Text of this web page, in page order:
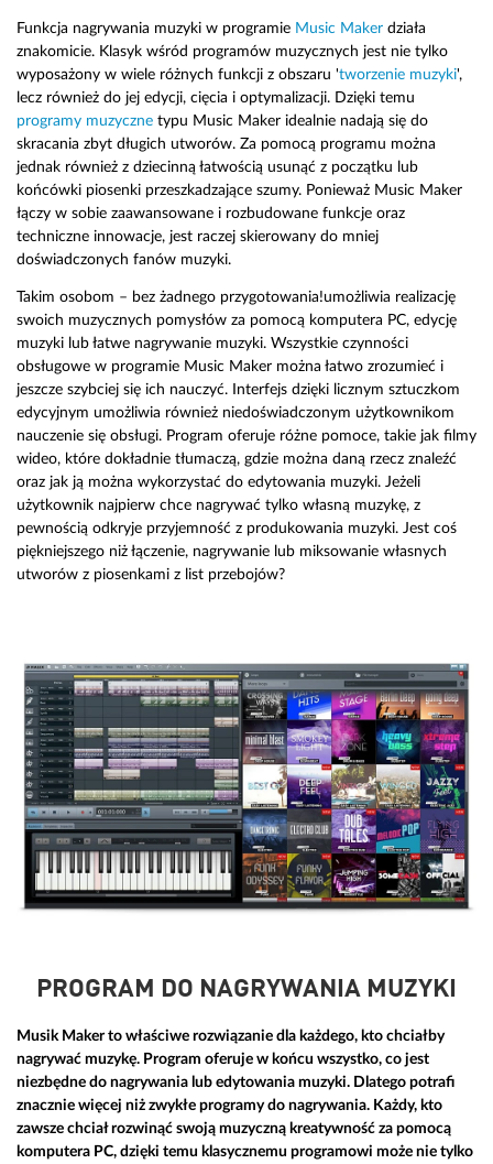
Funkcja nagrywania muzyki w programie Music Maker działa
znakomicie. Klasyk wśród programów muzycznych jest nie tylko
wyposażony w wiele różnych funkcji z obszaru 'tworzenie muzyki',
lecz również do jej edycji, cięcia i optymalizacji. Dzięki temu
programy muzyczne typu Music Maker idealnie nadają się do
skracania zbyt długich utworów. Za pomocą programu można
jednak również z dziecinną łatwością usunąć z początku lub
końcówki piosenki przeszkadzające szumy. Ponieważ Music Maker
łączy w sobie zaawansowane i rozbudowane funkcje oraz
techniczne innowacje, jest raczej skierowany do mniej
doświadczonych fanów muzyki.
Takim osobom – bez żadnego przygotowania!umożliwia realizację
swoich muzycznych pomysłów za pomocą komputera PC, edycję
muzyki lub łatwe nagrywanie muzyki. Wszystkie czynności
obsługowe w programie Music Maker można łatwo zrozumieć i
jeszcze szybciej się ich nauczyć. Interfejs dzięki licznym sztuczkom
edycyjnym umożliwia również niedoświadczonym użytkownikom
nauczenie się obsługi. Program oferuje różne pomoce, takie jak filmy
wideo, które dokładnie tłumaczą, gdzie można daną rzecz znaleźć
oraz jak ją można wykorzystać do edytowania muzyki. Jeżeli
użytkownik najpierw chce nagrywać tylko własną muzykę, z
pewnością odkryje przyjemność z produkowania muzyki. Jest coś
piękniejszego niż łączenie, nagrywanie lub miksowanie własnych
utworów z piosenkami z list przebojów?
PROGRAM DO NAGRYWANIA MUZYKI
Musik Maker to właściwe rozwiązanie dla każdego, kto chciałby
nagrywać muzykę. Program oferuje w końcu wszystko, co jest
niezbędne do nagrywania lub edytowania muzyki. Dlatego potrafi
znacznie więcej niż zwykłe programy do nagrywania. Każdy, kto
zawsze chciał rozwinąć swoją muzyczną kreatywność za pomocą
komputera PC, dzięki temu klasycznemu programowi może nie tylko